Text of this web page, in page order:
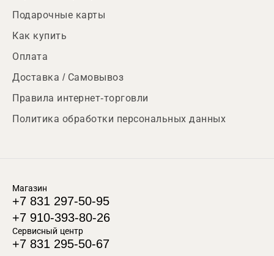
Подарочные карты
Как купить
Оплата
Доставка / Самовывоз
Правила интернет-торговли
Политика обработки персональных данных
Магазин
+7 831 297-50-95
+7 910-393-80-26
Сервисный центр
+7 831 295-50-67